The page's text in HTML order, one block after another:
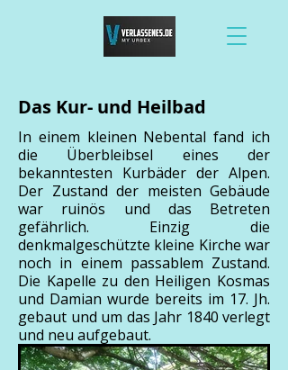
Das Kur- und Heilbad
In einem kleinen Nebental fand ich
die Überbleibsel eines der
bekanntesten Kurbäder der Alpen.
Der Zustand der meisten Gebäude
war ruinös und das Betreten
gefährlich. Einzig die
denkmalgeschützte kleine Kirche war
noch in einem passablem Zustand.
Die Kapelle zu den Heiligen Kosmas
und Damian wurde bereits im 17. Jh.
gebaut und um das Jahr 1840 verlegt
und neu aufgebaut.